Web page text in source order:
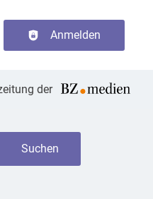
Anmelden
der
Suchen